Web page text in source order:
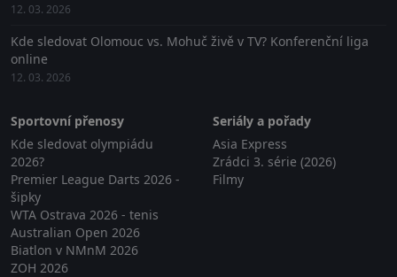
12. 03. 2026
Kde sledovat Olomouc vs. Mohuč živě v TV? Konferenční liga
online
12. 03. 2026
Sportovní přenosy
Kde sledovat olympiádu
2026?
Premier League Darts 2026 -
šipky
WTA Ostrava 2026 - tenis
Australian Open 2026
Biatlon v NMnM 2026
ZOH 2026
Seriály a pořady
Asia Express
Zrádci 3. série (2026)
Filmy